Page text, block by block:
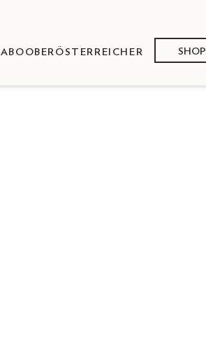
ABO OBERÖSTERREICHER SHOP